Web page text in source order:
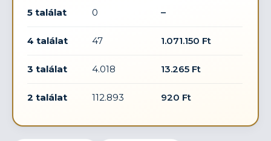
5 találat 0 –
4 találat 47 1.071.150 Ft
3 találat 4.018 13.265 Ft
2 találat 112.893 920 Ft